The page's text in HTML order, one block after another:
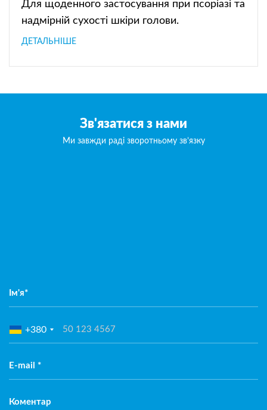
Для щоденного застосування при псоріазі та
надмірній сухості шкіри голови.
ДЕТАЛЬНІШЕ
Зв'язатися з нами
Ми завжди раді зворотньому зв’язку
Ім'я*
+380
E-mail *
Коментар